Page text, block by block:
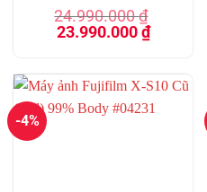
24.990.000₫
Giá
gốc
23.990.000₫Giá
hiện
-4%